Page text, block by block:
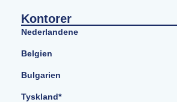
Kontorer
Nederlandene
Belgien
Bulgarien
Tyskland*